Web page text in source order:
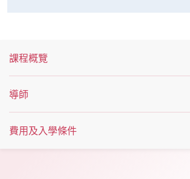
課程概覽
導師
費用及入學條件